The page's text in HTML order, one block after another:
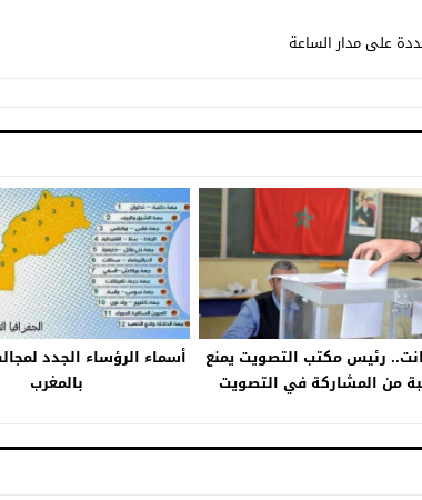
على مدار الساعة
رئيس مكتب التصويت يمنع
من المشاركة في التصويت
أسماء الرؤساء الجدد
بالمغرب